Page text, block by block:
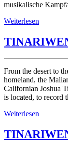
musikalische
Weiterlesen
From the desert to
homeland, the
Californian Joshua
is located, to record
Weiterlesen